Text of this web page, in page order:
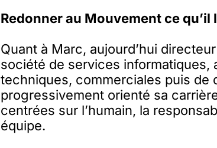
Redonner au Mouvement ce qu’il
Quant à Marc, aujourd’hui
société de services informatiques,
techniques, commerciales puis de
progressivement orienté sa
centrées sur l’humain, la
équipe.